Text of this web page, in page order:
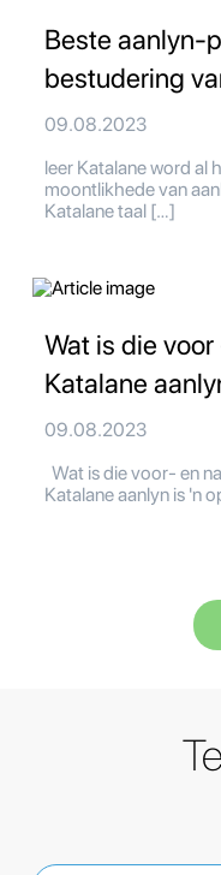
Beste aanlyn-
bestudering
09.08.2023
leer Katalane word al
moontlikhede van
Katalane taal […]
Wat is die
Katalane
09.08.2023
Wat is die voor- en
Katalane aanlyn is 'n